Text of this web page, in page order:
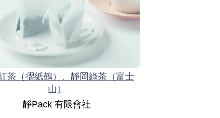
茶（摺紙鶴）、靜岡綠茶（富士
山）
靜Pack 有限會社